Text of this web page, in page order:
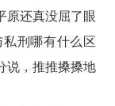
原还真没屈了眼
刑哪有什么区
说，推推搡搡地